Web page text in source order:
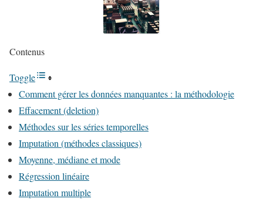
Contenus
Toggle
Comment gérer les données manquantes : la méthodologie
Effacement (deletion)
Méthodes sur les séries temporelles
Imputation (méthodes classiques)
Moyenne, médiane et mode
Régression linéaire
Imputation multiple